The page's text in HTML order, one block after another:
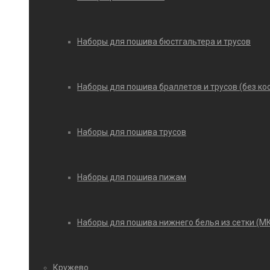
Наборы для пошива бюстгальтера и трусов
Наборы для пошива браллетов и трусов (без
Наборы для пошива трусов
Наборы для пошива пижам
Наборы для пошива нижнего белья из сетки
Кружево